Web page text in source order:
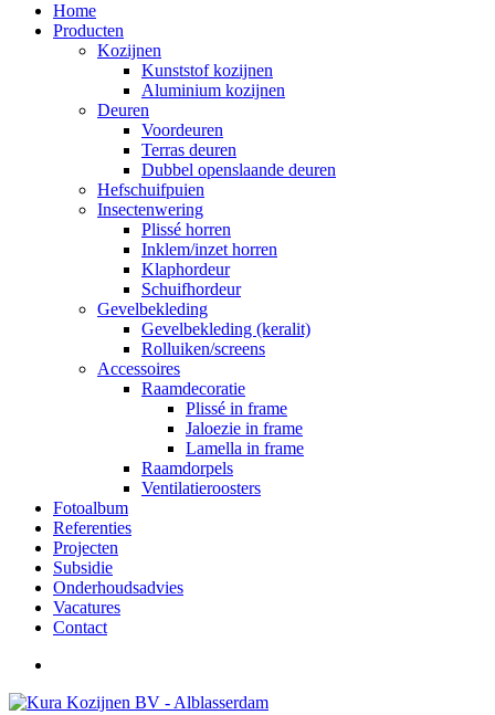
Home
Producten
Kozijnen
Kunststof kozijnen
Aluminium kozijnen
Deuren
Voordeuren
Terras deuren
Dubbel openslaande deuren
Hefschuifpuien
Insectenwering
Plissé horren
Inklem/inzet horren
Klaphordeur
Schuifhordeur
Gevelbekleding
Gevelbekleding (keralit)
Rolluiken/screens
Accessoires
Raamdecoratie
Plissé in frame
Jaloezie in frame
Lamella in frame
Raamdorpels
Ventilatieroosters
Fotoalbum
Referenties
Projecten
Subsidie
Onderhoudsadvies
Vacatures
Contact